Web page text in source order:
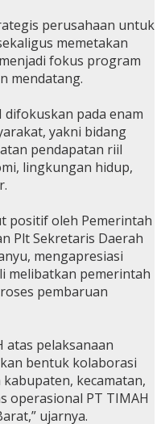
perusahaan untuk
memetakan
fokus program
mendatang.
difokuskan pada enam
yakni bidang
pendapatan riil
lingkungan hidup,
positif oleh Pemerintah
Plt Sekretaris Daerah
mengapresiasi
melibatkan pemerintah
pembaruan
atas pelaksanaan
bentuk kolaborasi
kecamatan,
operasional PT TIMAH
ujarnya.